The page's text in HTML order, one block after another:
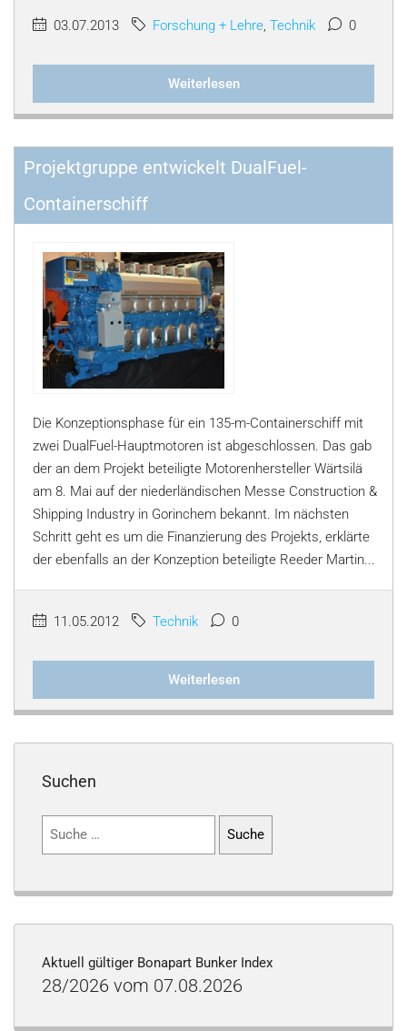
03.07.2013 Forschung + Lehre, Technik 0
Weiterlesen
Projektgruppe entwickelt DualFuel-
Containerschiff
Die Konzeptionsphase für ein 135-m-Containerschiff mit
zwei DualFuel-Hauptmotoren ist abgeschlossen. Das gab
der an dem Projekt beteiligte Motorenhersteller Wärtsilä
am 8. Mai auf der niederländischen Messe Construction &
Shipping Industry in Gorinchem bekannt. Im nächsten
Schritt geht es um die Finanzierung des Projekts, erklärte
der ebenfalls an der Konzeption beteiligte Reeder Martin...
11.05.2012 Technik 0
Weiterlesen
Suchen
Suchen
Aktuell gültiger Bonapart Bunker Index
28/2026 vom 07.08.2026